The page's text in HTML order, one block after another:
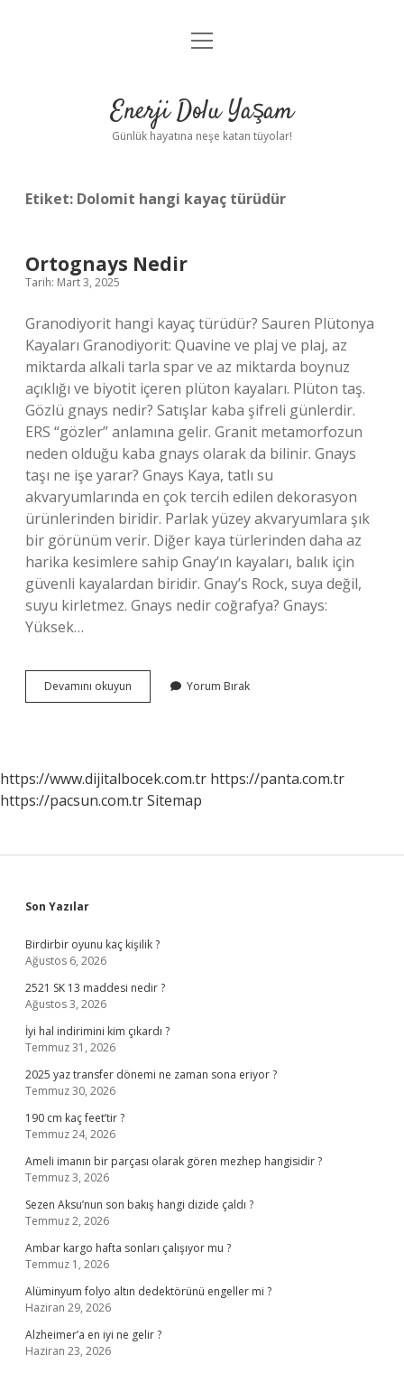
Anasayfa
Yasal Uyarı
menüyü
Enerji Dolu Yaşam
Günlük hayatına neşe katan tüyolar!
Etiket: Dolomit hangi kayaç türüdür
Ortognays Nedir
Tarih: Mart 3, 2025
Granodiyorit hangi kayaç türüdür? Sauren Plütonya
Kayaları Granodiyorit: Quavine ve plaj ve plaj, az
miktarda alkali tarla spar ve az miktarda boynuz
açıklığı ve biyotit içeren plüton kayaları. Plüton taş.
Gözlü gnays nedir? Satışlar kaba şifreli günlerdir.
ERS “gözler” anlamına gelir. Granit metamorfozun
neden olduğu kaba gnays olarak da bilinir. Gnays
taşı ne işe yarar? Gnays Kaya, tatlı su
akvaryumlarında en çok tercih edilen dekorasyon
ürünlerinden biridir. Parlak yüzey akvaryumlara şık
bir görünüm verir. Diğer kaya türlerinden daha az
harika kesimlere sahip Gnay’ın kayaları, balık için
güvenli kayalardan biridir. Gnay’s Rock, suya değil,
suyu kirletmez. Gnays nedir coğrafya? Gnays:
Yüksek…
Devamını okuyun Ortognays
Nedir
Yorum Bırak
https://www.dijitalbocek.com.tr https://panta.com.tr
https://pacsun.com.trSitemap
Sidebar
Son Yazılar
Birdirbir oyunu kaç kişilik ?
Ağustos 6, 2026
2521 SK 13 maddesi nedir ?
Ağustos 3, 2026
İyi hal indirimini kim çıkardı ?
Temmuz 31, 2026
2025 yaz transfer dönemi ne zaman sona eriyor ?
Temmuz 30, 2026
190 cm kaç feet’tir ?
Temmuz 24, 2026
Ameli imanın bir parçası olarak gören mezhep hangisidir ?
Temmuz 3, 2026
Sezen Aksu’nun son bakış hangi dizide çaldı ?
Temmuz 2, 2026
Ambar kargo hafta sonları çalışıyor mu ?
Temmuz 1, 2026
Alüminyum folyo altın dedektörünü engeller mi ?
Haziran 29, 2026
Alzheimer’a en iyi ne gelir ?
Haziran 23, 2026